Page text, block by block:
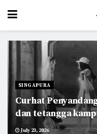
SINGAPURA
Curhat
dan tetangga
July 23, 2026